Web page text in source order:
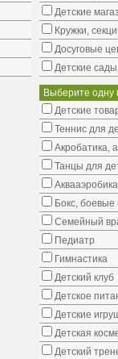
Детские
Кружки,
Досуговые
Детские сады
Выберите одну
Детские
Теннис для
Акробатика,
Танцы для
Бокс, боевые
Семейный
Педиатр
Гимнастика
Детский клуб
Детское
Детские
Детская
Детский